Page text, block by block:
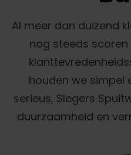
Al meer dan duizend
nog steeds
houden we simpel
serieus, Slegers
duurzaamheid en